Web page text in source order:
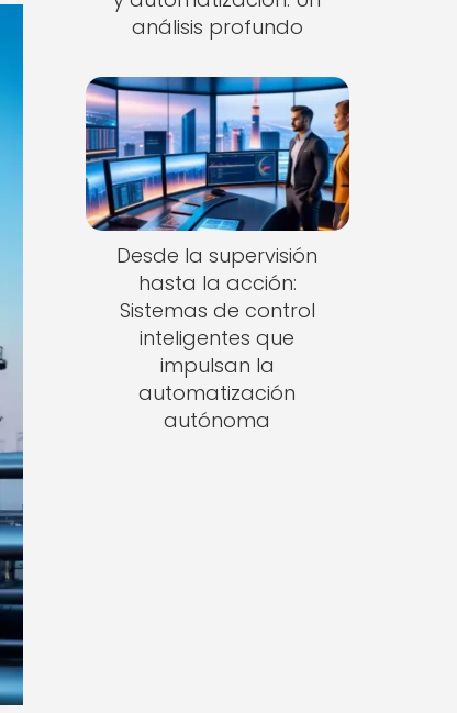
análisis profundo
Desde la supervisión
hasta la acción:
Sistemas de control
inteligentes que
impulsan la
automatización
autónoma